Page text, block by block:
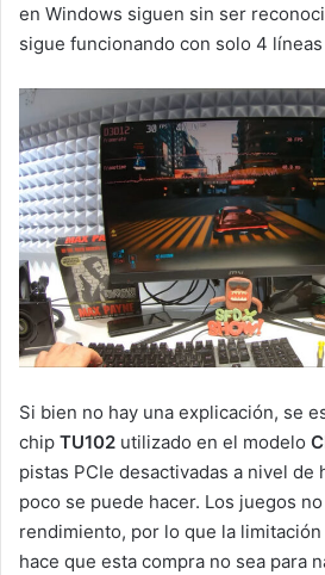
en Windows siguen sin ser
sigue funcionando con solo 4
Si bien no hay una explicación, se
chip TU102 utilizado en el modelo
pistas PCIe desactivadas a nivel de
poco se puede hacer. Los juegos
rendimiento, por lo que la limitación
hace que esta compra no sea para